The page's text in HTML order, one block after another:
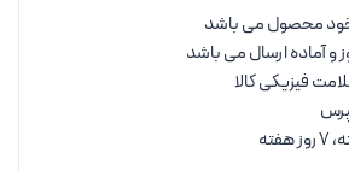
محصول می باشد
آماده ارسال می باشد
فیزیکی کالا